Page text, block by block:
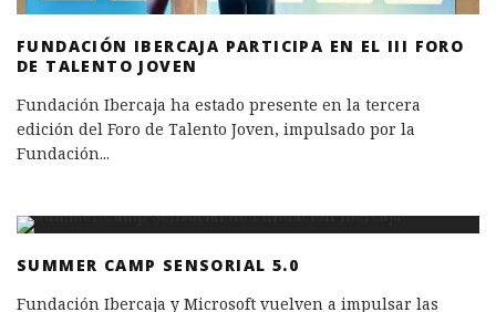
FUNDACIÓN IBERCAJA PARTICIPA EN EL III FORO
DE TALENTO JOVEN
Fundación Ibercaja ha estado presente en la tercera
edición del Foro de Talento Joven, impulsado por la
Fundación...
SUMMER CAMP SENSORIAL 5.0
Fundación Ibercaja y Microsoft vuelven a impulsar las